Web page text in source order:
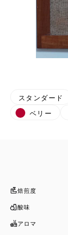
スタンダード
ベリー
焙煎度
酸味
アロマ